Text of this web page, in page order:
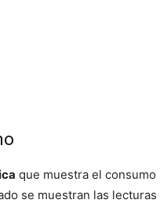
que muestra el consumo
se muestran las